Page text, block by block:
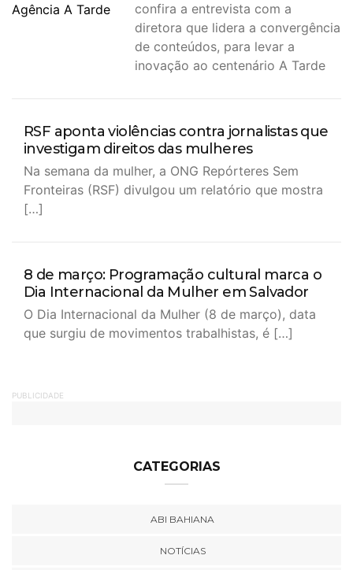
confira a entrevista com a
diretora que lidera a convergência
de conteúdos, para levar a
inovação ao centenário A Tarde
RSF aponta violências contra jornalistas que
investigam direitos das mulheres
Na semana da mulher, a ONG Repórteres Sem
Fronteiras (RSF) divulgou um relatório que mostra
[…]
8 de março: Programação cultural marca o
Dia Internacional da Mulher em Salvador
O Dia Internacional da Mulher (8 de março), data
que surgiu de movimentos trabalhistas, é […]
PUBLICIDADE
CATEGORIAS
ABI BAHIANA
NOTÍCIAS